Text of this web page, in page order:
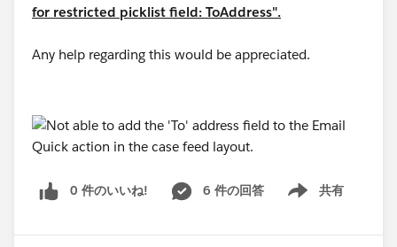
for restricted picklist field: ToAddress".
Any help regarding this would be appreciated.
0 件のいいね! 6 件の回答 共有
Show menu